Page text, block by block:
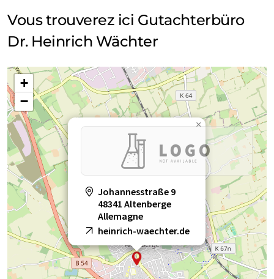
Vous trouverez ici Gutachterbüro
Dr. Heinrich Wächter
Johannesstraße 9
48341 Altenberge
Allemagne
heinrich-waechter.de
×
+
−